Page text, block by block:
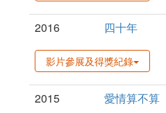
2016 四十年
影片參展及得獎紀錄
2015 愛情算不算